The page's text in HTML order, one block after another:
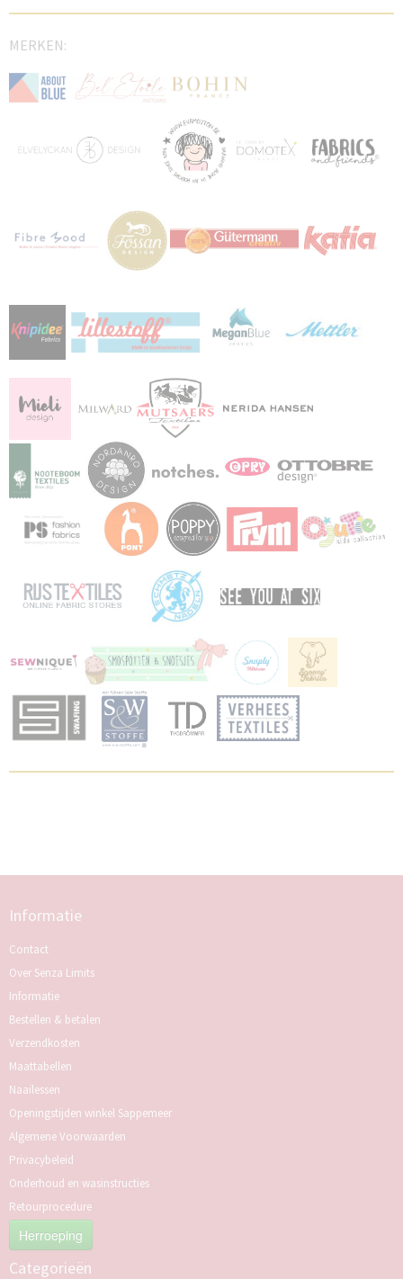
MERKEN:
Informatie
Contact
Over Senza Limits
Informatie
Bestellen & betalen
Verzendkosten
Maattabellen
Naailessen
Openingstijden winkel Sappemeer
Algemene Voorwaarden
Privacybeleid
Onderhoud en wasinstructies
Retourprocedure
Herroeping
Categorieën